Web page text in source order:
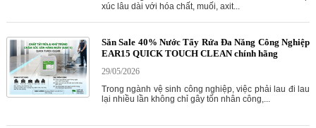
xúc lâu dài với hóa chất, muối, axit...
Săn Sale 40% Nước Tẩy Rửa Đa Năng Công Nghiệp
EAR15 QUICK TOUCH CLEAN chính hãng
29/05/2026
Trong ngành vệ sinh công nghiệp, việc phải lau đi lau
lại nhiều lần không chỉ gây tốn nhân công,...